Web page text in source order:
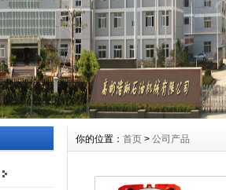
你的位置： 首页 > 公司产品